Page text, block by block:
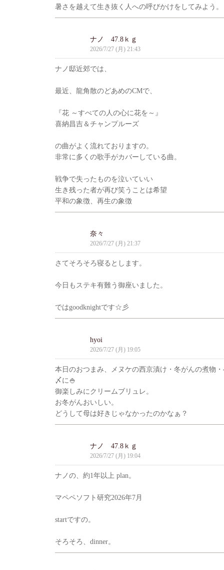
暑さを越えて生き抜く人への呼びかけをしてみよう。
ナノ 47.8ｋｇ
2026/7/27 (月) 21:43
ナノ邸近郊では、
最近、龍角散のどあめのCMで、
『花 ～すべての人の心に花を～』
喜納昌吉＆チャンプルーズ
の曲がよく流れておりますの。
非常に多くの歌手がカバーしている曲。
戦争で失ったものを泣いていい
生き残った者が再び笑うことは希望
平和の象徴、再生の象徴
奈々
2026/7/27 (月) 21:37
さてそろそろ寝るとします。
今日もステキ有難う御座いました。
ではgoodknightです☆彡
hyoi
2026/7/27 (月) 19:05
本日のおつまみ、メヌケの西京漬け・冬がんの煮物
〆に🍚
御楽しみにクリームブリュレ。
お冬がんおいしい。
どうして母は好きじゃなかったのかなぁ？
ナノ 47.8ｋｇ
2026/7/27 (月) 19:04
ナノの、約1年以上 plan。
マペペソフト研究2026年7月
startですの。
そろそろ、dinner。